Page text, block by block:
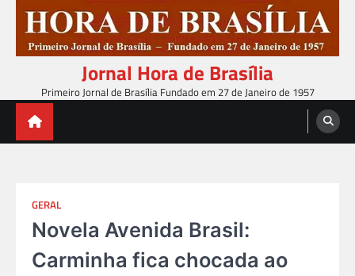
content
Jornal Hora de Brasília
Primeiro Jornal de Brasília Fundado em 27 de Janeiro de 1957
GERAL
Novela Avenida Brasil:
Carminha fica chocada ao